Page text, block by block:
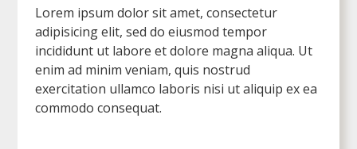
Lorem ipsum dolor sit amet, consectetur
adipisicing elit, sed do eiusmod tempor
incididunt ut labore et dolore magna aliqua. Ut
enim ad minim veniam, quis nostrud
exercitation ullamco laboris nisi ut aliquip ex ea
commodo consequat.